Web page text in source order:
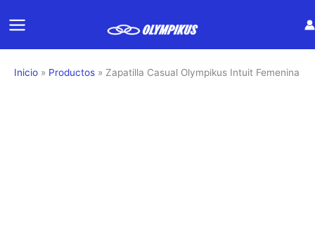
Inicio Productos Zapatilla Casual Olympikus Intuit Femenina